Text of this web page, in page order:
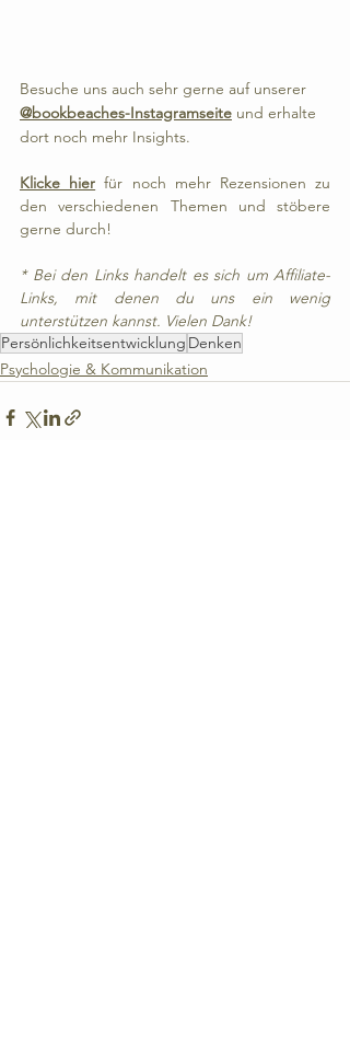
Besuche uns auch sehr gerne auf unserer
@bookbeaches-Instagramseite und erhalte
dort noch mehr Insights.
Klicke hier für noch mehr Rezensionen zu
den verschiedenen Themen und stöbere
gerne durch!
* Bei den Links handelt es sich um Affiliate-
Links, mit denen du uns ein wenig
unterstützen kannst. Vielen Dank!
Persönlichkeitsentwicklung Denken
Psychologie & Kommunikation